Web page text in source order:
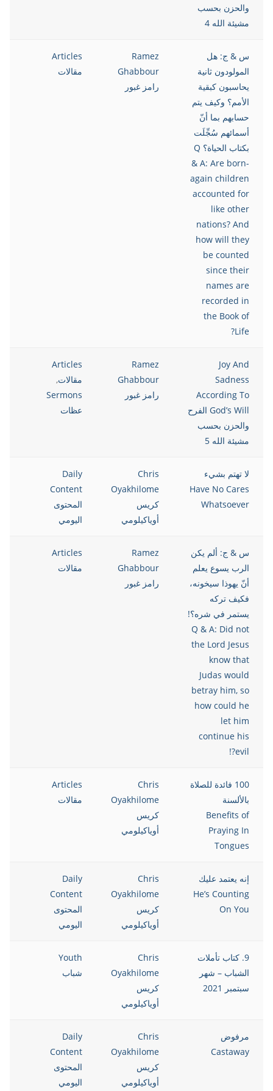
والحزن بحسب
مشيئة الله 4
س & ج: هل
المولودون ثانية
يحاسبون كبقية
الأمم؟ وكيف يتم
حسابهم بما أنّ
أسمائهم سُجِّلَت
بكتاب الحياة؟ Q
& A: Are born-
again children
accounted for
like other
nations? And
how will they
be counted
since their
names are
recorded in
the Book of
Life?
Ramez
Ghabbour
رامز غبور
Articles
مقالات
Joy And
Sadness
According To
God’s Will الفرح
والحزن بحسب
مشيئة الله 5
Ramez
Ghabbour
رامز غبور
Articles
مقالات,
Sermons
عظات
لا تهتم بشيء
Have No Cares
Whatsoever
Chris
Oyakhilome
كريس
أوياكيلومي
Daily
Content
المحتوى
اليومي
س & ج: ألم يكن
الرب يسوع يعلم
أنّ يهوذا سيخونه،
فكيف تركه
يستمر في شره؟!
Q & A: Did not
the Lord Jesus
know that
Judas would
betray him, so
how could he
let him
continue his
evil?!
Ramez
Ghabbour
رامز غبور
Articles
مقالات
100 فائدة للصلاة
بالألسنة
Benefits of
Praying In
Tongues
Chris
Oyakhilome
كريس
أوياكيلومي
Articles
مقالات
إنه يعتمد عليك
He’s Counting
On You
Chris
Oyakhilome
كريس
أوياكيلومي
Daily
Content
المحتوى
اليومي
9. كتاب تأملات
الشباب – شهر
سبتمبر 2021
Chris
Oyakhilome
كريس
أوياكيلومي
Youth
شباب
مرفوض
Castaway
Chris
Oyakhilome
كريس
أوياكيلومي
Daily
Content
المحتوى
اليومي